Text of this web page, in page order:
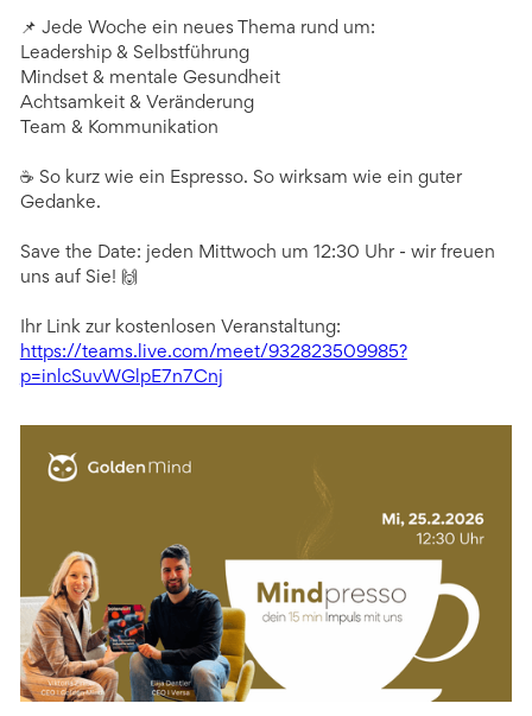
📌 Jede Woche ein neues Thema rund um:
Leadership & Selbstführung
Mindset & mentale Gesundheit
Achtsamkeit & Veränderung
Team & Kommunikation
☕ So kurz wie ein Espresso. So wirksam wie ein guter
Gedanke.
Save the Date: jeden Mittwoch um 12:30 Uhr - wir freuen
uns auf Sie! 🙌
Ihr Link zur kostenlosen Veranstaltung:
https://teams.live.com/meet/932823509985?
p=inlcSuvWGlpE7n7Cnj